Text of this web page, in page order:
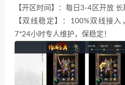
【开区时间】：每日3-4区开放 长
【双线稳定】：100%双线接
7*24小时专人维护，保稳定！